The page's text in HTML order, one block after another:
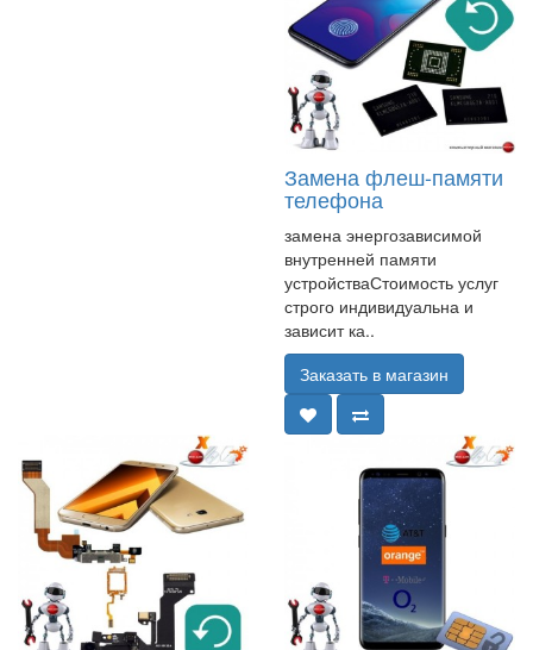
Замена флеш-памяти
телефона
замена энергозависимой
внутренней памяти
устройстваСтоимость услуг
строго индивидуальна и
зависит ка..
Заказать в магазин